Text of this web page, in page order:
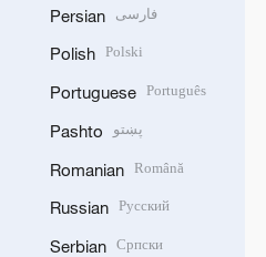
Persian فارسی
Polish Polski
Portuguese Português
Pashto پښتو
Romanian Română
Russian Русский
Serbian Српски